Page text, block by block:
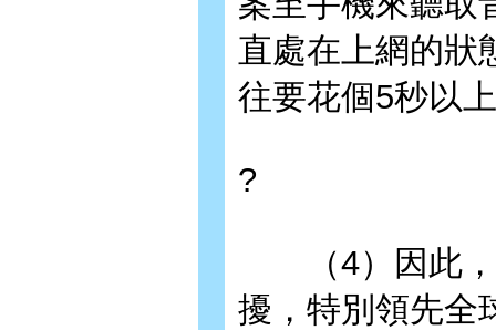
直處在上網的狀
往要花個5秒以
?
（4）因此，
擾，特別領先全